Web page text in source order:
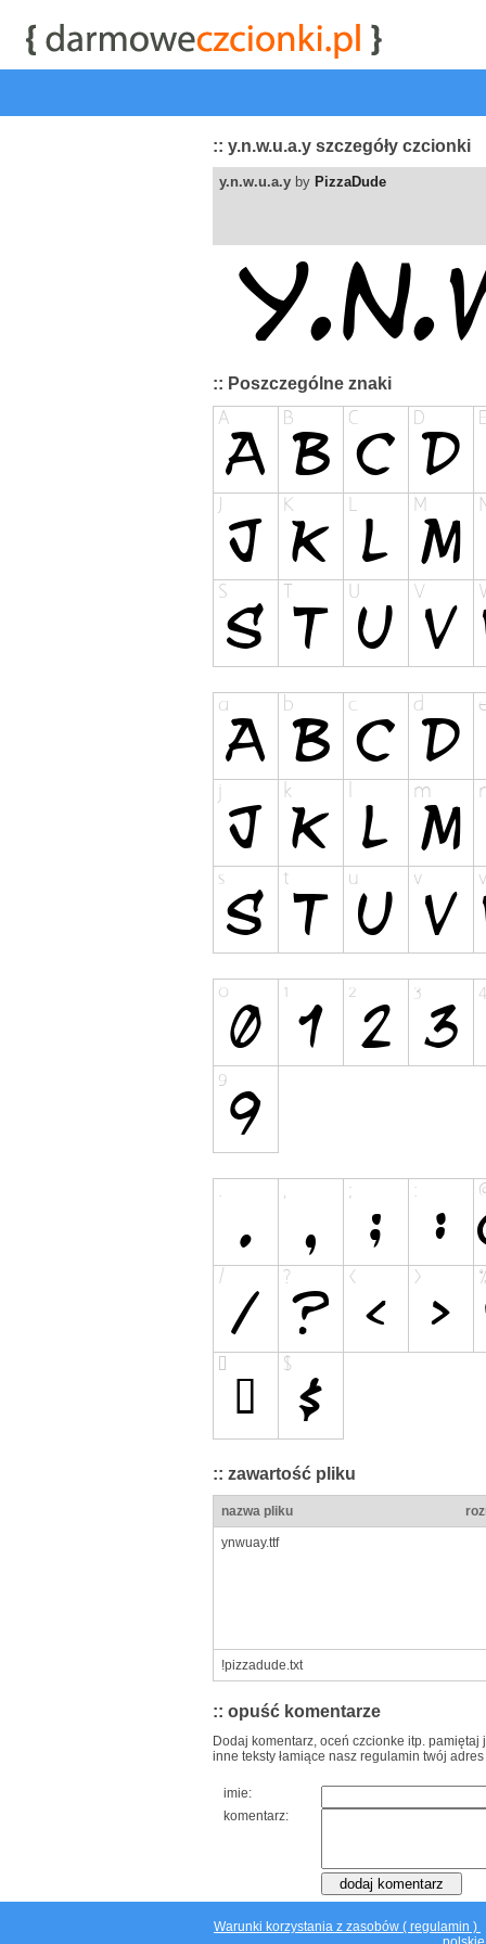
najwyżej
:: y.n.w.u.a.y szczegóły czcionki
y.n.w.u.a.y by PizzaDude
:: Poszczególne znaki
:: zawartość pliku
nazwa pliku
ynwuay.ttf
!pizzadude.txt
:: opuść komentarze
Dodaj komentarz, oceń czcionke itp.
inne teksty łamiące nasz regulamin twój
imie:
komentarz:
Warunki korzystania z zasobów ( regulamin )